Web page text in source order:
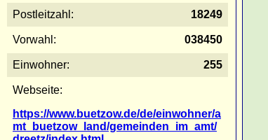
Postleitzahl: 18249
Vorwahl: 038450
Einwohner: 255
Webseite:
https://www.buetzow.de/de/einwohner/a
mt_buetzow_land/gemeinden_im_amt/